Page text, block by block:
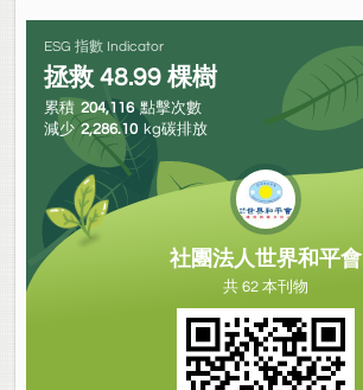
ESG 指數 Indicator
拯救 48.99 棵樹
累積 204,116 點擊次數
減少 2,286.10 kg碳排放
社團法人世界和平會
共 62 本刊物